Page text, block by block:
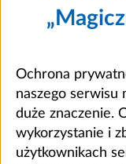
Ochrona
naszego serwisu
duże znaczenie.
wykorzystanie i
użytkownikach